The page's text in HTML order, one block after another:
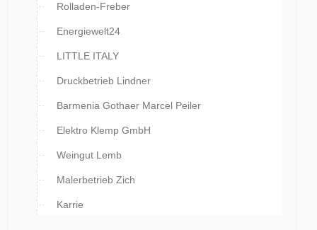
Rolladen-Freber
Energiewelt24
LITTLE ITALY
Druckbetrieb Lindner
Barmenia Gothaer Marcel Peiler
Elektro Klemp GmbH
Weingut Lemb
Malerbetrieb Zich
Karrie